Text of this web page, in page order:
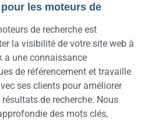
les moteurs de
de recherche est
la visibilité de votre site web à
a une connaissance
de référencement et travaille
ses clients pour améliorer
de recherche. Nous
des mots clés,